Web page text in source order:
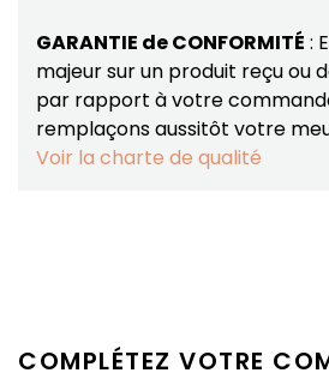
GARANTIE de CONFORMITÉ :
majeur sur un produit reçu ou
par rapport à votre
remplaçons aussitôt votre
Voir la charte de qualité
COMPLÉTEZ VOTRE